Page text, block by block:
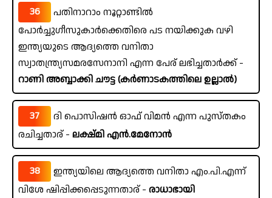
36
പതിനാറാം നൂറ്റാണ്ടിൽ
പോർച്ചുഗീസുകാർക്കെതിരെ പട നയിക്കുക വഴി
ഇന്ത്യയുടെ ആദ്യത്തെ വനിതാ
സ്വാതന്ത്ര്യസമരസേനാനി എന്ന പേര് ലഭിച്ചതാർക്ക് -
റാണി അബ്ബാക്കി ചൗട്ട (കർണാടകത്തിലെ ഉല്ലാൽ)
37
ദി പൊസിഷൻ ഓഫ് വിമൻ എന്ന പുസ്തകം
രചിച്ചതാര് - ലക്ഷ്മി എൻ.മേനോൻ
38
ഇന്ത്യയിലെ ആദ്യത്തെ വനിതാ എം.പി.എന്ന്
വിശേ ഷിപ്പിക്കപ്പെടുന്നതാര് - രാധാഭായി